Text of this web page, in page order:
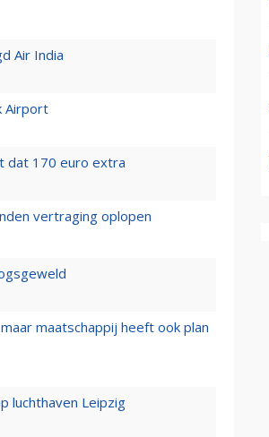
Air India
Airport
dat 170 euro extra
vertraging oplopen
maatschappij heeft ook plan
luchthaven Leipzig